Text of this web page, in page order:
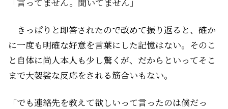
きっぱりと即答されたので改めて振り返ると、確か
に一度も明確な好意を言葉にした記憶はない。そのこ
と自体に尚人本人も少し驚くが、だからといってそこ
まで大袈裟な反応をされる筋合いもない。
「でも連絡先を教えて欲しいって言ったのは僕だっ